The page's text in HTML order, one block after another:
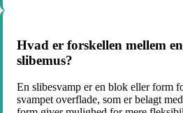
Hvad er forskellen mellem
slibemus?
En slibesvamp er en blok eller form
svampet overflade, som er belagt